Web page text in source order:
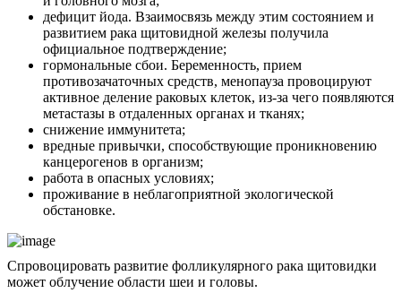
дефицит йода. Взаимосвязь между этим состоянием и
развитием рака щитовидной железы получила
официальное подтверждение;
гормональные сбои. Беременность, прием
противозачаточных средств, менопауза провоцируют
активное деление раковых клеток, из-за чего появляются
метастазы в отдаленных органах и тканях;
снижение иммунитета;
вредные привычки, способствующие проникновению
канцерогенов в организм;
работа в опасных условиях;
проживание в неблагоприятной экологической
обстановке.
Спровоцировать развитие фолликулярного рака щитовидки
может облучение области шеи и головы.